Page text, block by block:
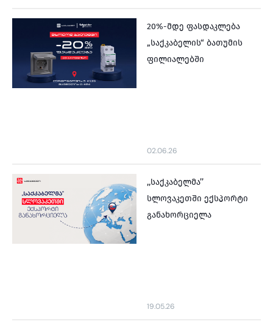
20%-მდე ფასდაკლება
„საქკაბელის“ ბათუმის
ფილიალებში
02.06.26
,,საქკაბელმა’’
სლოვაკეთში ექსპორტი
განახორციელა
19.05.26